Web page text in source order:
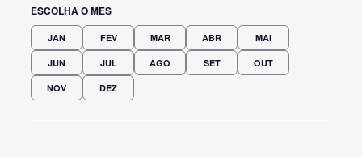
ESCOLHA O MÊS
JAN FEV MAR ABR MAI
JUN JUL AGO SET OUT
NOV DEZ